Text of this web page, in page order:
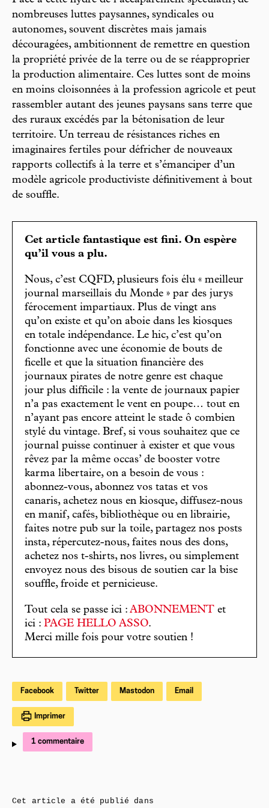
nombreuses luttes paysannes, syndicales ou
autonomes, souvent discrètes mais jamais
découragées, ambitionnent de remettre en question
la propriété privée de la terre ou de se réapproprier
la production alimentaire. Ces luttes sont de moins
en moins cloisonnées à la profession agricole et peut
rassembler autant des jeunes paysans sans terre que
des ruraux excédés par la bétonisation de leur
territoire. Un terreau de résistances riches en
imaginaires fertiles pour défricher de nouveaux
rapports collectifs à la terre et s’émanciper d’un
modèle agricole productiviste définitivement à bout
de souffle.
Cet article fantastique est fini. On espère
qu’il vous a plu.
Nous, c’est CQFD, plusieurs fois élu « meilleur
journal marseillais du Monde » par des jurys
férocement impartiaux. Plus de vingt ans
qu’on existe et qu’on aboie dans les kiosques
en totale indépendance. Le hic, c’est qu’on
fonctionne avec une économie de bouts de
ficelle et que la situation financière des
journaux pirates de notre genre est chaque
jour plus difficile : la vente de journaux papier
n’a pas exactement le vent en poupe… tout en
n’ayant pas encore atteint le stade ô combien
stylé du vintage. Bref, si vous souhaitez que ce
journal puisse continuer à exister et que vous
rêvez par la même occas’ de booster votre
karma libertaire, on a besoin de vous :
abonnez-vous, abonnez vos tatas et vos
canaris, achetez nous en kiosque, diffusez-nous
en manif, cafés, bibliothèque ou en librairie,
faites notre pub sur la toile, partagez nos posts
insta, répercutez-nous, faites nous des dons,
achetez nos t-shirts, nos livres, ou simplement
envoyez nous des bisous de soutien car la bise
souffle, froide et pernicieuse.
Tout cela se passe ici : ABONNEMENT et
ici : PAGE HELLO ASSO.
Merci mille fois pour votre soutien !
Facebook Twitter Mastodon Email
Imprimer
1 commentaire
Cet article a été publié dans